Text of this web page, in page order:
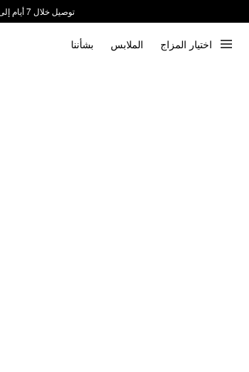
توصيل خلال 7 أيام إلى جميع دول الخليج
اختيار المزاج الملابس بشأننا